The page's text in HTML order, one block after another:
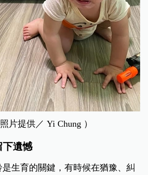
照片提供／ Yi Chung ）
下遺憾
生育的關鍵，有時候在猶豫、糾